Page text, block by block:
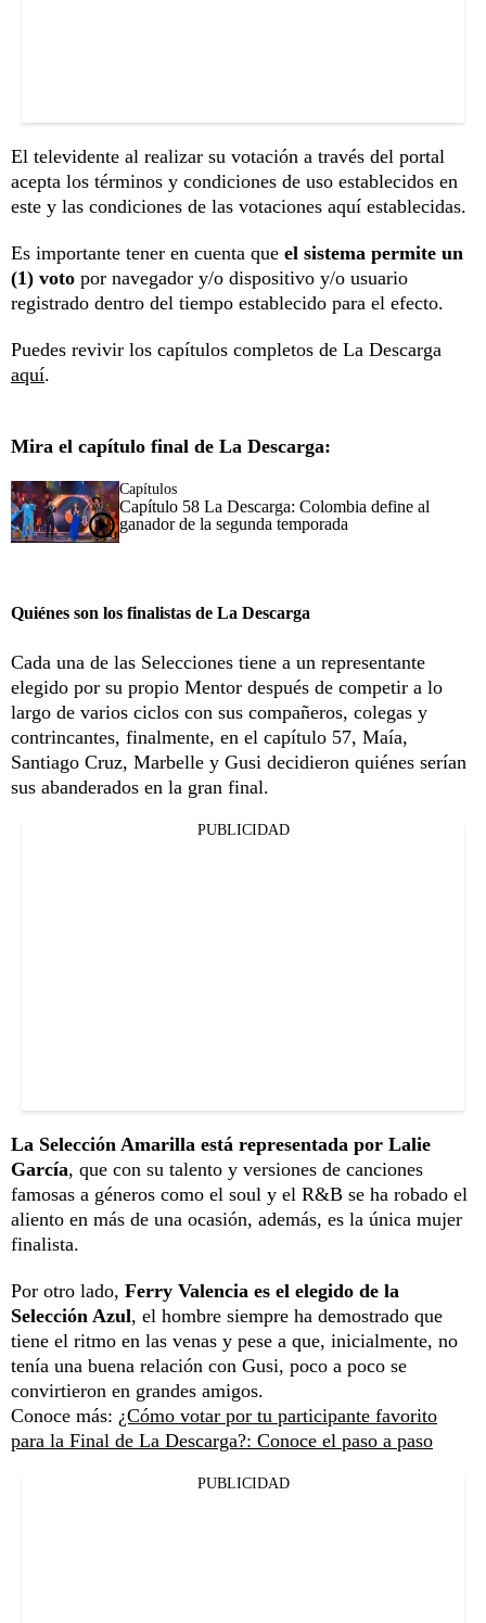
El televidente al realizar su votación a través del portal
acepta los términos y condiciones de uso establecidos en
este y las condiciones de las votaciones aquí establecidas.
Es importante tener en cuenta que el sistema permite un
(1) voto por navegador y/o dispositivo y/o usuario
registrado dentro del tiempo establecido para el efecto.
Puedes revivir los capítulos completos de La Descarga
aquí.
Mira el capítulo final de La Descarga:
Capítulos
Capítulo 58 La Descarga: Colombia define al
ganador de la segunda temporada
Quiénes son los finalistas de La Descarga
Cada una de las Selecciones tiene a un representante
elegido por su propio Mentor después de competir a lo
largo de varios ciclos con sus compañeros, colegas y
contrincantes, finalmente, en el capítulo 57, Maía,
Santiago Cruz, Marbelle y Gusi decidieron quiénes serían
sus abanderados en la gran final.
PUBLICIDAD
La Selección Amarilla está representada por Lalie
García, que con su talento y versiones de canciones
famosas a géneros como el soul y el R&B se ha robado el
aliento en más de una ocasión, además, es la única mujer
finalista.
Por otro lado, Ferry Valencia es el elegido de la
Selección Azul, el hombre siempre ha demostrado que
tiene el ritmo en las venas y pese a que, inicialmente, no
tenía una buena relación con Gusi, poco a poco se
convirtieron en grandes amigos.
Conoce más: ¿Cómo votar por tu participante favorito
para la Final de La Descarga?: Conoce el paso a paso
PUBLICIDAD